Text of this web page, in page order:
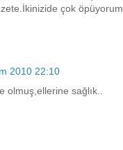
çok öpüyorum.
2010 22:10
olmuş,ellerine sağlık..